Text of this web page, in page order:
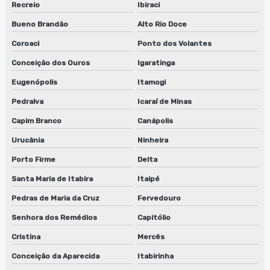
Recreio Ibiraci
Bueno Brandão Alto Rio Doce
Coroaci Ponto dos Volantes
Conceição dos Ouros Igaratinga
Eugenópolis Itamogi
Pedralva Icaraí de Minas
Capim Branco Canápolis
Urucânia Ninheira
Porto Firme Delta
Santa Maria de Itabira Itaipé
Pedras de Maria da Cruz Fervedouro
Senhora dos Remédios Capitólio
Cristina Mercês
Conceição da Aparecida Itabirinha